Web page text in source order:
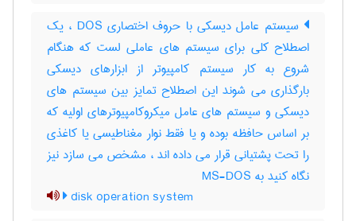
سیستم عامل دیسکی با حروف اختصاری DOS ، یک
اصطلاح کلی برای سیستم های عاملی لست که هنگام
شروع به کار سیستم کامپیوتر از ابزارهای دیسکی
بارگذاری می شوند این اصطلاح تمایز بین سیستم های
دیسکی و سیستم های عامل میکروکامپیوترهای اولیه که
بر اساس حافظه بوده و یا فقط نوار مغناطیسی یا کاغذی
را تحت پشتیانی قرار می داده اند ، مشخص می سازد نیز
نگاه کنید به MS-DOS
disk operation system